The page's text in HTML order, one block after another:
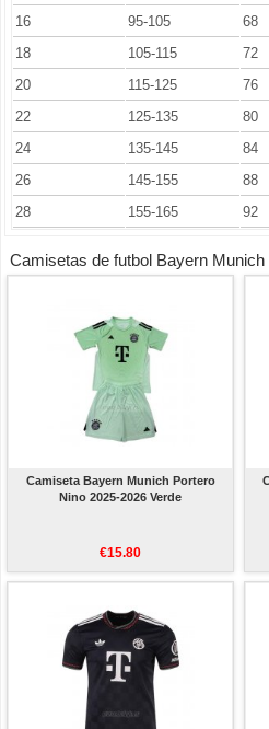
16
95-105 68
18
105-115 72
20
115-125 76
22
125-135 80
24
135-145 84
26
145-155 88
28
155-165 92
Camisetas de futbol Bayern Munich
Camiseta Bayern Munich Portero
Nino 2025-2026 Verde
€15.80